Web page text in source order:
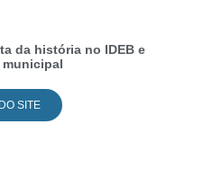
da história no IDEB e
municipal
SITE